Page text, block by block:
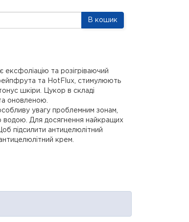
В кошик
та розігріваючий
та HotFlux, стимулюють
шкіри. Цукор в складі
оновленою.
увагу проблемним зонам,
водою. Для досягнення найкращих
підсилити антицелюлітний
крем.